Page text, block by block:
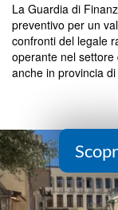
La Guardia di
preventivo per un
confronti del legale
operante nel
anche in provincia